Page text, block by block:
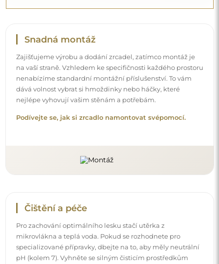
Snadná montáž
Zajišťujeme výrobu a dodání zrcadel, zatímco montáž je
na vaší straně. Vzhledem ke specifičnosti každého prostoru
nenabízíme standardní montážní příslušenství. To vám
dává volnost vybrat si hmoždinky nebo háčky, které
nejlépe vyhovují vašim stěnám a potřebám.
Podívejte se, jak si zrcadlo namontovat svépomocí.
Čištění a péče
Pro zachování optimálního lesku stačí utěrka z
mikrovlákna a teplá voda. Pokud se rozhodnete pro
specializované přípravky, dbejte na to, aby měly neutrální
pH (kolem 7). Vyhněte se silným čisticím prostředkům